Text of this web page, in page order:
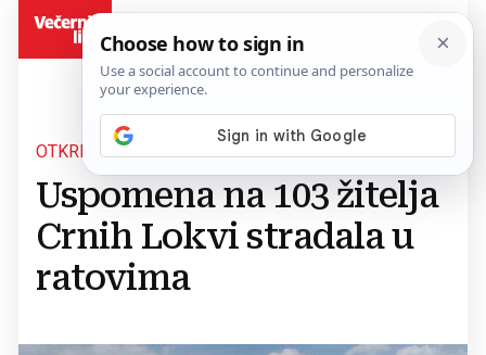
OTKRIVEN SPOMENIK U ŠIROKOM BRIJEGU
Uspomena na 103 žitelja
Crnih Lokvi stradala u
ratovima